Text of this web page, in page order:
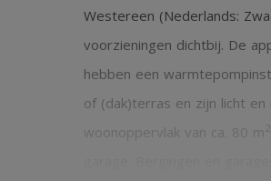
Westereen (Nederlands:
voorzieningen dichtbij. De
hebben een
of (dak)terras en zijn licht
woonoppervlak van ca. 80 m 2